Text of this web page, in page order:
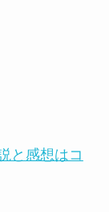
と感想はコ